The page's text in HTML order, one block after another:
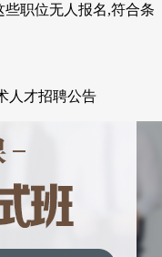
些职位无人报名,符合条
人才招聘公告